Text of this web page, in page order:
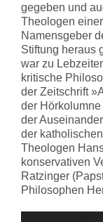
gegeben und
Theologen
Namensgeber
Stiftung heraus
war zu
kritische
der Zeitschrift
der
der
der
Theologen
konservativen
Ratzinger
Philosophen